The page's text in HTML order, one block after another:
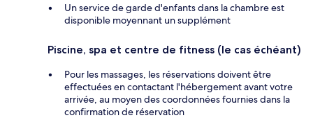
Un service de garde d'enfants dans la chambre est
disponible moyennant un supplément
Piscine, spa et centre de fitness (le cas échéant)
Pour les massages, les réservations doivent être
effectuées en contactant l'hébergement avant votre
arrivée, au moyen des coordonnées fournies dans la
confirmation de réservation